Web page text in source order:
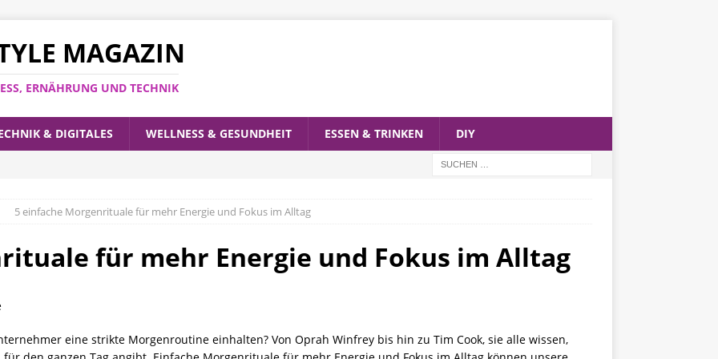
MAGAZIN
ERNÄHRUNG UND TECHNIK
& DIGITALES WELLNESS & GESUNDHEIT ESSEN & TRINKEN DIY
5 einfache Morgenrituale für mehr Energie und Fokus im Alltag
für mehr Energie und Fokus im Alltag
eine strikte Morgenroutine einhalten? Von Oprah Winfrey bis hin zu Tim Cook, sie alle wissen,